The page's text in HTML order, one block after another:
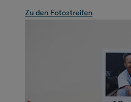
Zu den Fotostreifen